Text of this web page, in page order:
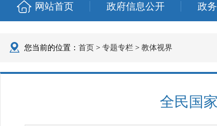
网站首页 政府信息公开 政
您当前的位置： 首页 > 专题专栏 > 教体视界
全民国